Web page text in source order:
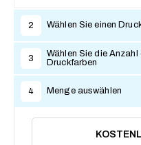
2 Wählen Sie einen
3
Wählen Sie die Anzahl
Druckfarben
4 Menge auswählen